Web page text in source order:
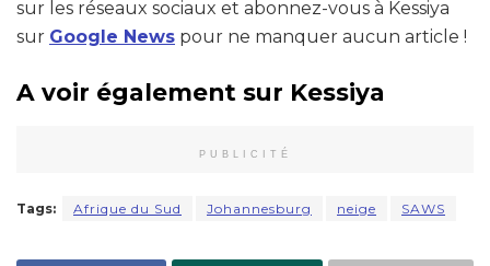
sur les réseaux sociaux et abonnez-vous à Kessiya
sur Google News pour ne manquer aucun article !
A voir également sur Kessiya
PUBLICITÉ
Tags: Afrique du Sud Johannesburg neige SAWS